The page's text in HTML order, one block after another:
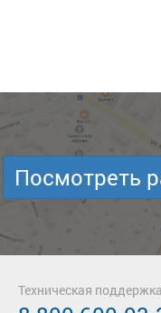
Посмотреть
Техническая